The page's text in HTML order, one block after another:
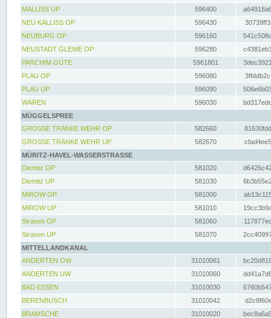
MALLISS UP
596400
NEU KALLISS OP
596430
NEUBURG OP
596160
NEUSTADT GLEWE OP
596280
PARCHIM GÜTE
5961801
PLAU OP
596080
PLAU UP
596090
WAREN
596030
MÜGGELSPREE
GROSSE TRÄNKE WEHR OP
582660
GROSSE TRÄNKE WEHR UP
582670
MÜRITZ-HAVEL-WASSERSTRASSE
Diemitz OP
581020
Diemitz UP
581030
MIROW OP
581000
MIROW UP
581010
Strasen OP
581060
Strasen UP
581070
MITTELLANDKANAL
ANDERTEN OW
31010061
ANDERTEN UW
31010060
BAD ESSEN
31010030
BERENBUSCH
31010042
BRAMSCHE
31010020